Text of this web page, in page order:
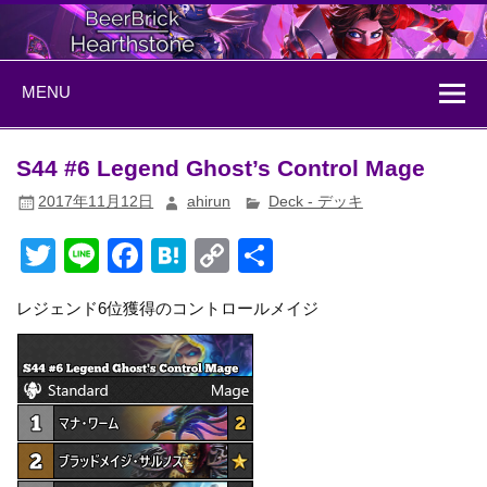
Skip
content
BeerBrick
Hearthstone
MENU
S44 #6 Legend Ghost’s Control Mage
2017年11月12日 ahirun Deck - デッキ
T
tt
er
Li
e
F
c
e
b
o
o
H
e
n
a
C
p
y
Li
n
k
レジェンド6位獲得のコントロールメイジ